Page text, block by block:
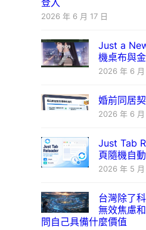
登入
2026 年 6 月 17 日
Just a
機桌布與金
2026 年 6 月
婚前同居
2026 年 6 月
Just Tab
頁隨機自
2026 年 5 月
台灣除了
無效焦慮
問自己具備什麼價值